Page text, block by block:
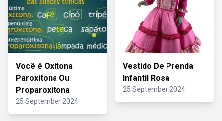
Você é Oxitona
Paroxitona Ou
Proparoxitona
25 September 2024
Vestido De Prenda
Infantil Rosa
25 September 2024